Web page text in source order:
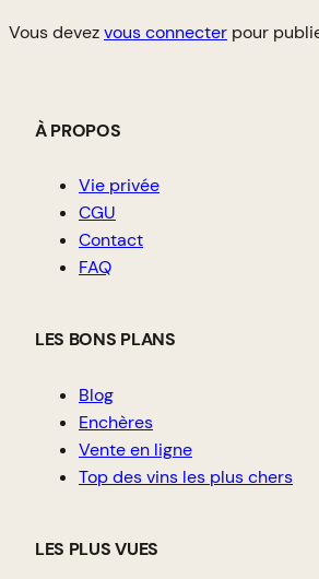
Vous devezvous connecter pour
À PROPOS
Vie privée
CGU
Contact
FAQ
LES BONS PLANS
Blog
Enchères
Vente en ligne
Top des vins les plus chers
LES PLUS VUES